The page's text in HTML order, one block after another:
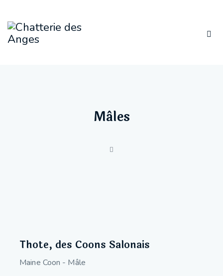
Mâles
Thote, des Coons Salonais
Maine Coon - Mâle